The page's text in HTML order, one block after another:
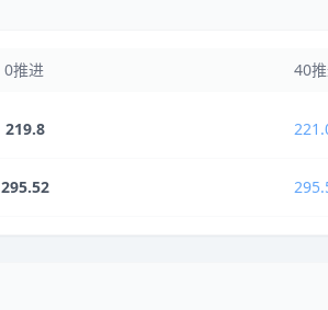
0推进 40
219.8
295.52